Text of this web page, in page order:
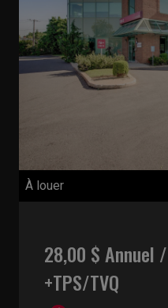
À louer
28,00 $ Annuel
+TPS/TVQ